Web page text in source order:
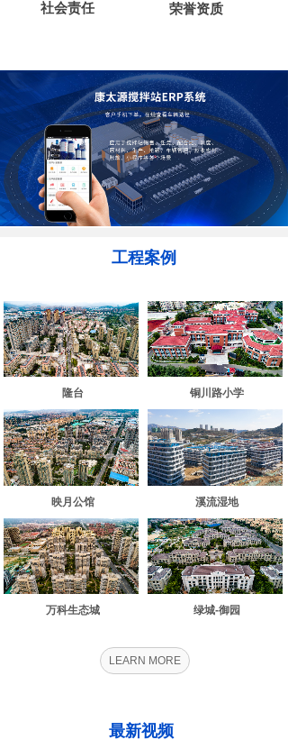
荣誉资质
社会责任
工程案例
LEARN MORE
隆台 铜川路小学
映月公馆 溪流湿地
万科生态城 绿城-御园
最新视频